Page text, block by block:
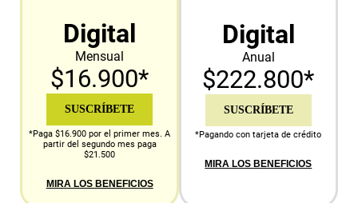
Digital
Mensual
$16.900*
SUSCRÍBETE
*Paga $16.900 por el primer mes. A
partir del segundo mes paga
$21.500
MIRA LOS BENEFICIOS
Digital
Anual
$222.800*
SUSCRÍBETE
*Pagando con tarjeta de crédito
MIRA LOS BENEFICIOS